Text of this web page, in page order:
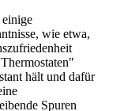
einige
wie etwa,
hält und dafür
Spuren